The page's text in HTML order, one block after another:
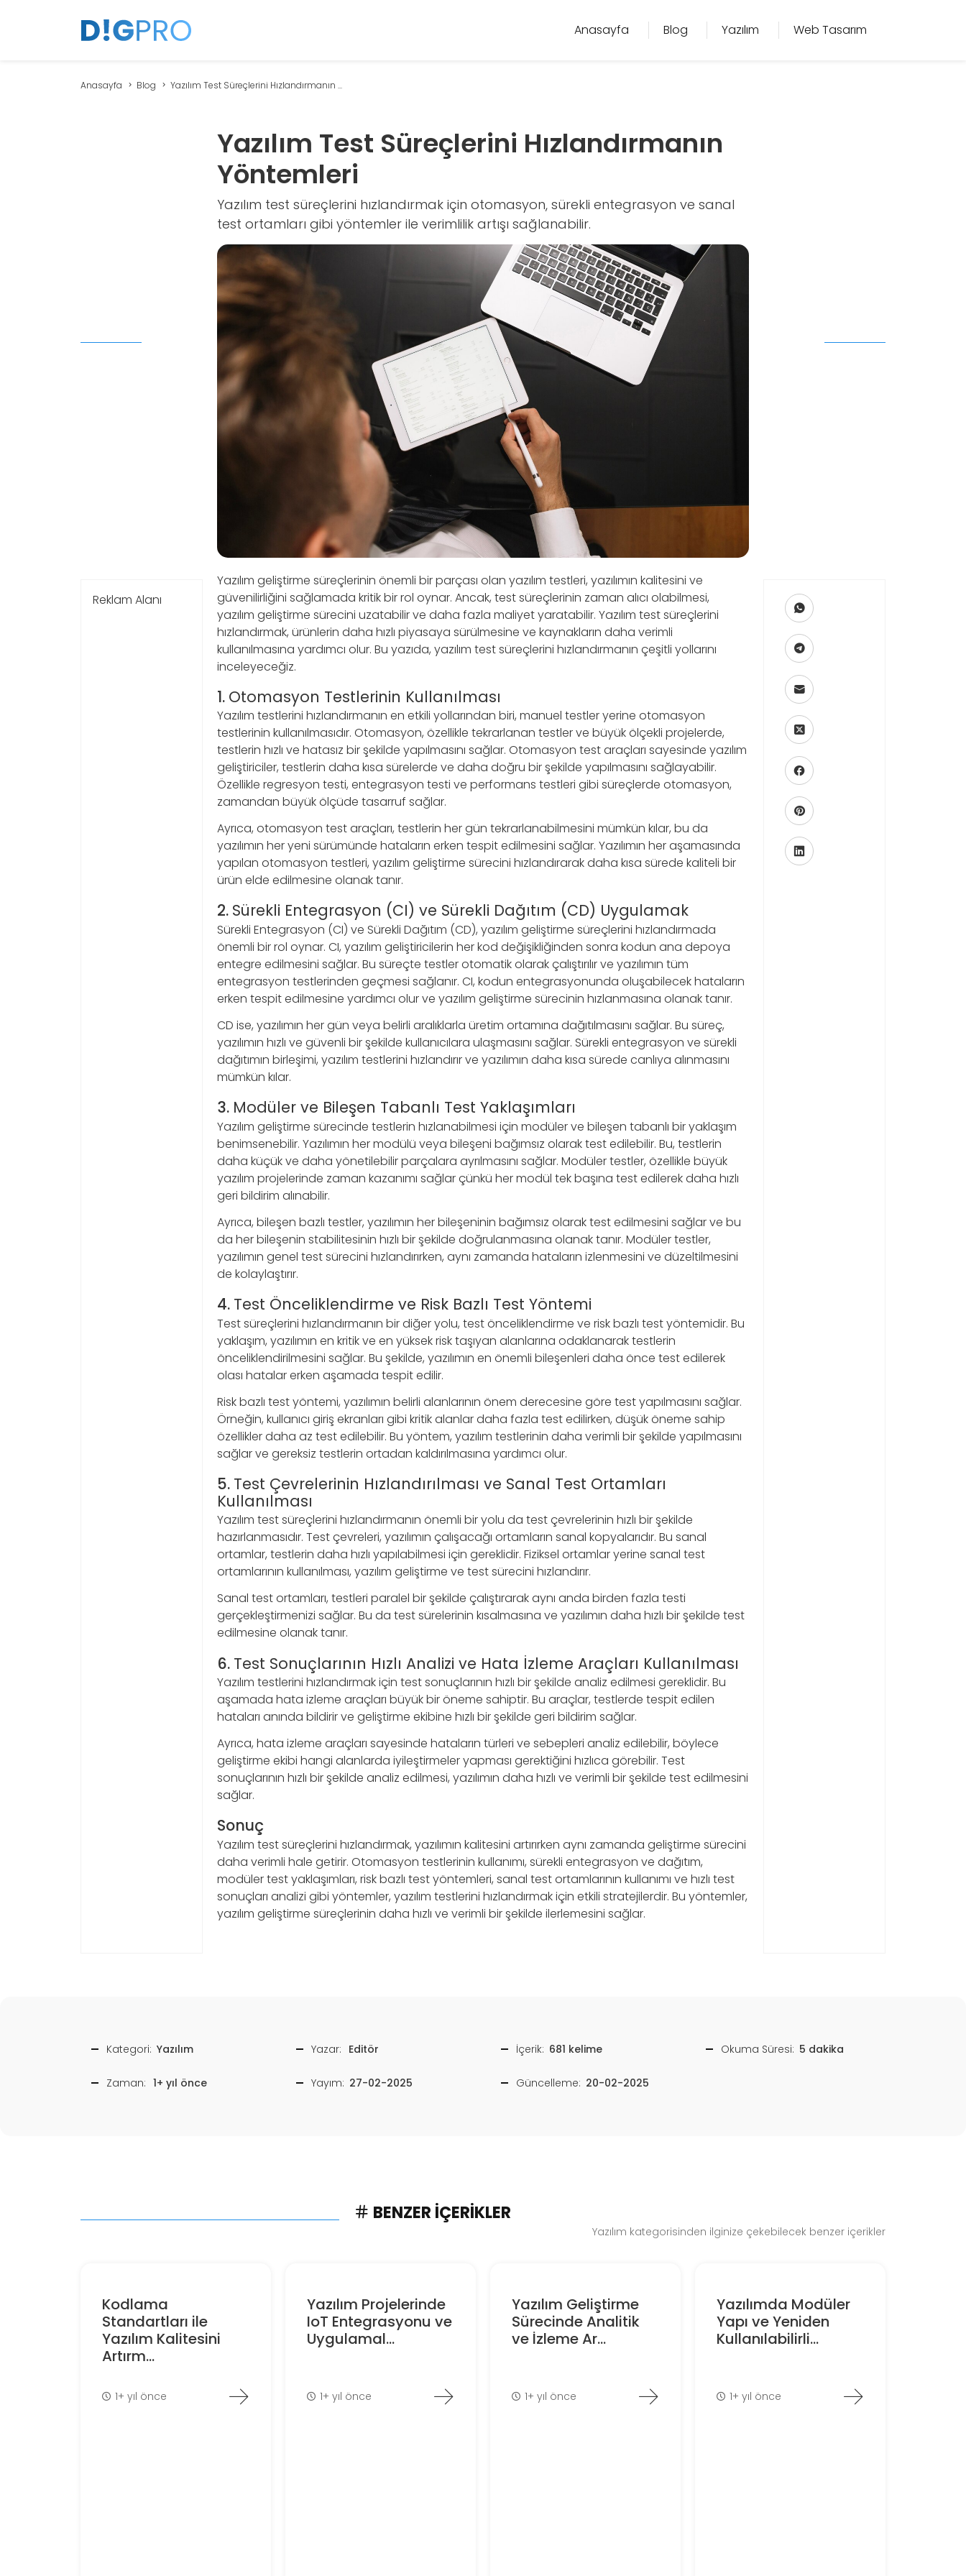
Anasayfa Blog Yazılım Web Tasarım
Anasayfa Blog Yazılım Test Süreçlerini Hızlandırmanın ...
Yazılım Test Süreçlerini Hızlandırmanın
Yöntemleri
Yazılım test süreçlerini hızlandırmak için otomasyon, sürekli entegrasyon ve sanal
test ortamları gibi yöntemler ile verimlilik artışı sağlanabilir.
Reklam Alanı
Yazılım geliştirme süreçlerinin önemli bir parçası olan yazılım testleri, yazılımın kalitesini ve
güvenilirliğini sağlamada kritik bir rol oynar. Ancak, test süreçlerinin zaman alıcı olabilmesi,
yazılım geliştirme sürecini uzatabilir ve daha fazla maliyet yaratabilir. Yazılım test süreçlerini
hızlandırmak, ürünlerin daha hızlı piyasaya sürülmesine ve kaynakların daha verimli
kullanılmasına yardımcı olur. Bu yazıda, yazılım test süreçlerini hızlandırmanın çeşitli yollarını
inceleyeceğiz.
1. Otomasyon Testlerinin Kullanılması
Yazılım testlerini hızlandırmanın en etkili yollarından biri, manuel testler yerine otomasyon
testlerinin kullanılmasıdır. Otomasyon, özellikle tekrarlanan testler ve büyük ölçekli projelerde,
testlerin hızlı ve hatasız bir şekilde yapılmasını sağlar. Otomasyon test araçları sayesinde yazılım
geliştiriciler, testlerin daha kısa sürelerde ve daha doğru bir şekilde yapılmasını sağlayabilir.
Özellikle regresyon testi, entegrasyon testi ve performans testleri gibi süreçlerde otomasyon,
zamandan büyük ölçüde tasarruf sağlar.
Ayrıca, otomasyon test araçları, testlerin her gün tekrarlanabilmesini mümkün kılar, bu da
yazılımın her yeni sürümünde hataların erken tespit edilmesini sağlar. Yazılımın her aşamasında
yapılan otomasyon testleri, yazılım geliştirme sürecini hızlandırarak daha kısa sürede kaliteli bir
ürün elde edilmesine olanak tanır.
2. Sürekli Entegrasyon (CI) ve Sürekli Dağıtım (CD) Uygulamak
Sürekli Entegrasyon (CI) ve Sürekli Dağıtım (CD), yazılım geliştirme süreçlerini hızlandırmada
önemli bir rol oynar. CI, yazılım geliştiricilerin her kod değişikliğinden sonra kodun ana depoya
entegre edilmesini sağlar. Bu süreçte testler otomatik olarak çalıştırılır ve yazılımın tüm
entegrasyon testlerinden geçmesi sağlanır. CI, kodun entegrasyonunda oluşabilecek hataların
erken tespit edilmesine yardımcı olur ve yazılım geliştirme sürecinin hızlanmasına olanak tanır.
CD ise, yazılımın her gün veya belirli aralıklarla üretim ortamına dağıtılmasını sağlar. Bu süreç,
yazılımın hızlı ve güvenli bir şekilde kullanıcılara ulaşmasını sağlar. Sürekli entegrasyon ve sürekli
dağıtımın birleşimi, yazılım testlerini hızlandırır ve yazılımın daha kısa sürede canlıya alınmasını
mümkün kılar.
3. Modüler ve Bileşen Tabanlı Test Yaklaşımları
Yazılım geliştirme sürecinde testlerin hızlanabilmesi için modüler ve bileşen tabanlı bir yaklaşım
benimsenebilir. Yazılımın her modülü veya bileşeni bağımsız olarak test edilebilir. Bu, testlerin
daha küçük ve daha yönetilebilir parçalara ayrılmasını sağlar. Modüler testler, özellikle büyük
yazılım projelerinde zaman kazanımı sağlar çünkü her modül tek başına test edilerek daha hızlı
geri bildirim alınabilir.
Ayrıca, bileşen bazlı testler, yazılımın her bileşeninin bağımsız olarak test edilmesini sağlar ve bu
da her bileşenin stabilitesinin hızlı bir şekilde doğrulanmasına olanak tanır. Modüler testler,
yazılımın genel test sürecini hızlandırırken, aynı zamanda hataların izlenmesini ve düzeltilmesini
de kolaylaştırır.
4. Test Önceliklendirme ve Risk Bazlı Test Yöntemi
Test süreçlerini hızlandırmanın bir diğer yolu, test önceliklendirme ve risk bazlı test yöntemidir. Bu
yaklaşım, yazılımın en kritik ve en yüksek risk taşıyan alanlarına odaklanarak testlerin
önceliklendirilmesini sağlar. Bu şekilde, yazılımın en önemli bileşenleri daha önce test edilerek
olası hatalar erken aşamada tespit edilir.
Risk bazlı test yöntemi, yazılımın belirli alanlarının önem derecesine göre test yapılmasını sağlar.
Örneğin, kullanıcı giriş ekranları gibi kritik alanlar daha fazla test edilirken, düşük öneme sahip
özellikler daha az test edilebilir. Bu yöntem, yazılım testlerinin daha verimli bir şekilde yapılmasını
sağlar ve gereksiz testlerin ortadan kaldırılmasına yardımcı olur.
5. Test Çevrelerinin Hızlandırılması ve Sanal Test Ortamları
Kullanılması
Yazılım test süreçlerini hızlandırmanın önemli bir yolu da test çevrelerinin hızlı bir şekilde
hazırlanmasıdır. Test çevreleri, yazılımın çalışacağı ortamların sanal kopyalarıdır. Bu sanal
ortamlar, testlerin daha hızlı yapılabilmesi için gereklidir. Fiziksel ortamlar yerine sanal test
ortamlarının kullanılması, yazılım geliştirme ve test sürecini hızlandırır.
Sanal test ortamları, testleri paralel bir şekilde çalıştırarak aynı anda birden fazla testi
gerçekleştirmenizi sağlar. Bu da test sürelerinin kısalmasına ve yazılımın daha hızlı bir şekilde test
edilmesine olanak tanır.
6. Test Sonuçlarının Hızlı Analizi ve Hata İzleme Araçları Kullanılması
Yazılım testlerini hızlandırmak için test sonuçlarının hızlı bir şekilde analiz edilmesi gereklidir. Bu
aşamada hata izleme araçları büyük bir öneme sahiptir. Bu araçlar, testlerde tespit edilen
hataları anında bildirir ve geliştirme ekibine hızlı bir şekilde geri bildirim sağlar.
Ayrıca, hata izleme araçları sayesinde hataların türleri ve sebepleri analiz edilebilir, böylece
geliştirme ekibi hangi alanlarda iyileştirmeler yapması gerektiğini hızlıca görebilir. Test
sonuçlarının hızlı bir şekilde analiz edilmesi, yazılımın daha hızlı ve verimli bir şekilde test edilmesini
sağlar.
Sonuç
Yazılım test süreçlerini hızlandırmak, yazılımın kalitesini artırırken aynı zamanda geliştirme sürecini
daha verimli hale getirir. Otomasyon testlerinin kullanımı, sürekli entegrasyon ve dağıtım,
modüler test yaklaşımları, risk bazlı test yöntemleri, sanal test ortamlarının kullanımı ve hızlı test
sonuçları analizi gibi yöntemler, yazılım testlerini hızlandırmak için etkili stratejilerdir. Bu yöntemler,
yazılım geliştirme süreçlerinin daha hızlı ve verimli bir şekilde ilerlemesini sağlar.
Kategori: Yazılım Yazar: Editör İçerik: 681 kelime Okuma Süresi: 5 dakika
Zaman: 1+ yıl önce Yayım: 27-02-2025 Güncelleme: 20-02-2025
BENZER İÇERIKLER
Yazılım kategorisinden ilginize çekebilecek benzer içerikler
Kodlama
Standartları ile
Yazılım Kalitesini
Artırm...
1+ yıl önce
Yazılım Projelerinde
IoT Entegrasyonu ve
Uygulamal...
1+ yıl önce
Yazılım Geliştirme
Sürecinde Analitik
ve İzleme Ar...
1+ yıl önce
Yazılımda Modüler
Yapı ve Yeniden
Kullanılabilirli...
1+ yıl önce